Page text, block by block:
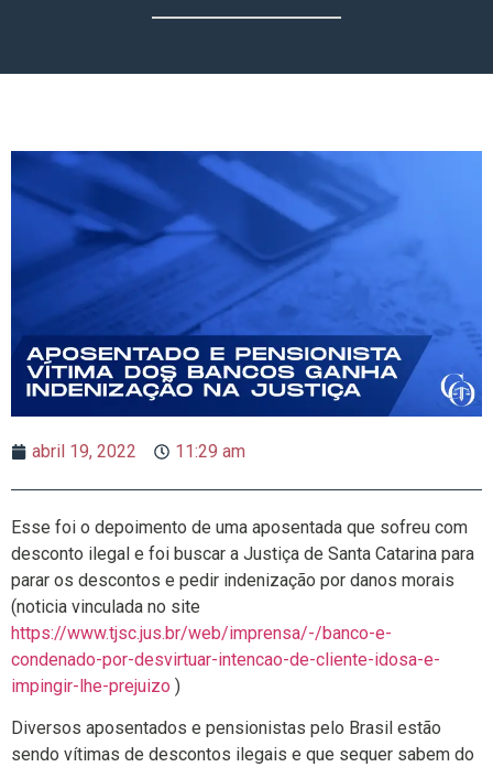
abril 19, 2022 11:29 am
Esse foi o depoimento de uma aposentada que sofreu com
desconto ilegal e foi buscar a Justiça de Santa Catarina para
parar os descontos e pedir indenização por danos morais
(noticia vinculada no site
https://www.tjsc.jus.br/web/imprensa/-/banco-e-
condenado-por-desvirtuar-intencao-de-cliente-idosa-e-
impingir-lhe-prejuizo )
Diversos aposentados e pensionistas pelo Brasil estão
sendo vítimas de descontos ilegais e que sequer sabem do